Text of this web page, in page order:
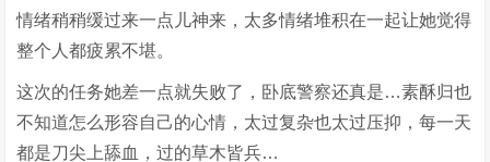
情绪稍稍缓过来一点儿神来，太多情绪堆积在一起让她觉得
整个人都疲累不堪。
这次的任务她差一点就失败了，卧底警察还真是…素酥归也
不知道怎么形容自己的心情，太过复杂也太过压抑，每一天
都是刀尖上舔血，过的草木皆兵…